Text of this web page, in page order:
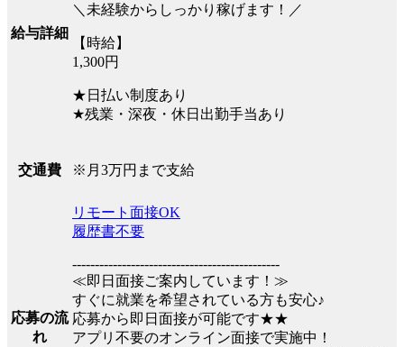
給与詳細
＼未経験からしっかり稼げます！／
【時給】
1,300円
★日払い制度あり
★残業・深夜・休日出勤手当あり
交通費 ※月3万円まで支給
応募の流
れ
リモート面接OK
履歴書不要
----------------------------------------------
≪即日面接ご案内しています！≫
すぐに就業を希望されている方も安心♪
応募から即日面接が可能です★★
アプリ不要のオンライン面接で実施中！